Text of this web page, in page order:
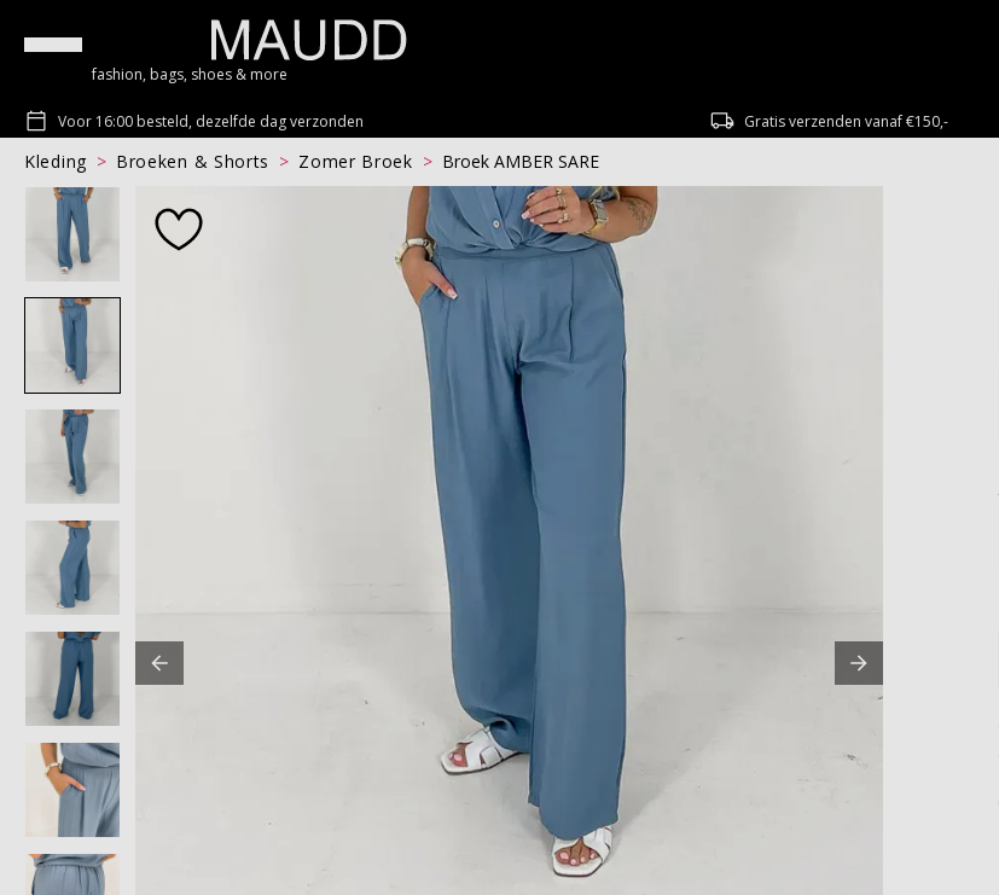
fashion, bags, shoes & more
Voor 16:00 besteld, dezelfde dag verzonden Gratis verzenden vanaf €150,-
Kleding Broeken & Shorts Zomer Broek
Broek AMBER SARE